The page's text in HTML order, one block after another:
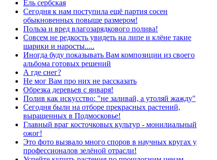
Ель сербская
Сегодня к нам поступила ещё партия сосен
обыкновенных повыше размером!
Польза и вред влагозарядкового полива!
Совсем не редкость увидеть на липе и клёне такие
шарики и наросты.....
Иногда буду показывать Вам композиции из своего
альбома готовых решений
А где снег?
Не мог Вам про них не рассказать
Обрезка деревьев с января!
Полив как искусство: "не заливай, а утоляй жажду"
Сегодня были на отборе прекрасных растений,
выращенных в Подмосковье!
Главный враг косточковых культур - монилиальный
ожог!
Это фото вызвало много споров в научных кругах у
профессионалов зелёной отрасли!